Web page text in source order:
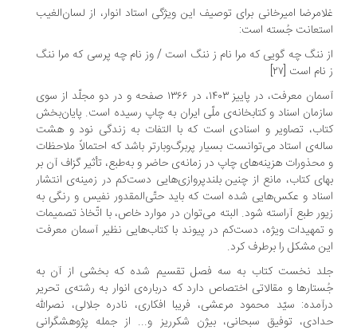
امیرخانی برای توصیف این ویژگی استاد انوار، از لسان‌الغیب
جُسته است:
ننگ چه گویی که مرا نام ز ننگ است / وز نام چه پرسی که مرا ننگ
است [۲۷]
آسمان معرفت، در پاییز ۱۴۰۳، در ۱۳۶۶ صفحه و در دو مجلّد از سوی
اسناد و کتابخانه‌ی ملّی ایران به چاپ رسیده است. پایان‌بخش
تصاویر و اسنادی است که با التفات به زندگی نود و هشت
استاد می‌توانست بسیار پربرگ‌وبارتر باشد که احتمالاً ملاحظات
هزینه‌های چاپ در زمانه‌ی حاضر و به‌طبع، تأثیر گزاف آن بر
کتاب، مانع از چنین بلندپروازی‌هایی دست‌کم در زمینه‌ی انتشار
و عکس‌هایی شده است که باید حتّی‌المقدور نفیس و رنگی به
طبع آراسته شود. البته می‌توان در موارد خاص، با اتّخاذ تصمیمات
ویژه، دست‌کم در پیوند با کتاب‌هایی نظیر آسمان معرفت
مشکل را برطرف کرد.
نخست کتاب به سه فصل تقسیم شده که بخشی از آن به
و مقالاتی اختصاص دارد که درباره‌ی انوار به رشته‌ی تحریر
سیّد محمود مرعشی، فریبا افکاری، نادره جلالی، نصرالله
توفیق سبحانی، بیژن شکرریز و... از جمله پژوهشگرانی